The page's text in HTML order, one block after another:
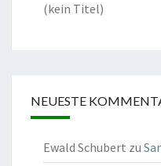
(kein Titel)
NEUESTE
Ewald Schubert zu